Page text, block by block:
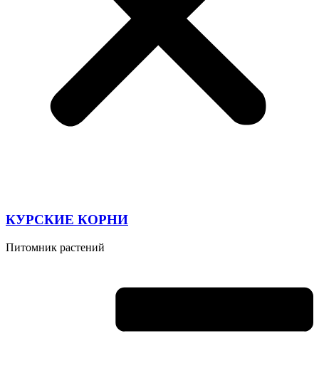
КУРСКИЕ КОРНИ
Питомник растений